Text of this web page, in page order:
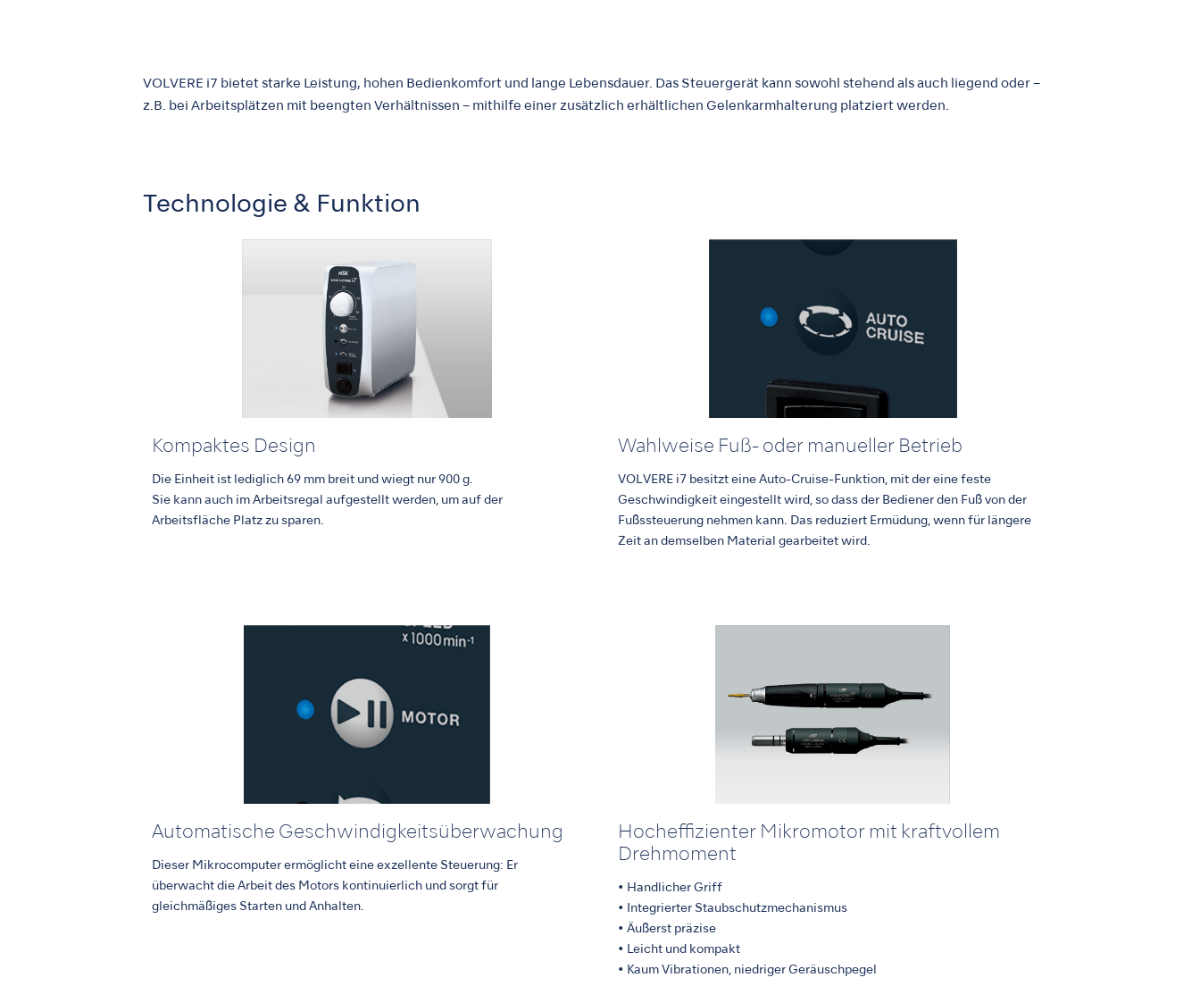
VOLVERE i7 bietet starke Leistung, hohen Bedienkomfort und lange Lebensdauer. Das Steuergerät kann sowohl stehend als auch liegend oder –
z.B. bei Arbeitsplätzen mit beengten Verhältnissen – mithilfe einer zusätzlich erhältlichen Gelenkarmhalterung platziert werden.
Technologie & Funktion
Kompaktes Design
Die Einheit ist lediglich 69 mm breit und wiegt nur 900 g.
Sie kann auch im Arbeitsregal aufgestellt werden, um auf der
Arbeitsfläche Platz zu sparen.
Wahlweise Fuß- oder manueller Betrieb
VOLVERE i7 besitzt eine Auto-Cruise-Funktion, mit der eine feste
Geschwindigkeit eingestellt wird, so dass der Bediener den Fuß von der
Fußssteuerung nehmen kann. Das reduziert Ermüdung, wenn für längere
Zeit an demselben Material gearbeitet wird.
Automatische Geschwindigkeitsüberwachung
Dieser Mikrocomputer ermöglicht eine exzellente Steuerung: Er
überwacht die Arbeit des Motors kontinuierlich und sorgt für
gleichmäßiges Starten und Anhalten.
Hocheffizienter Mikromotor mit kraftvollem
Drehmoment
• Handlicher Griff
• Integrierter Staubschutzmechanismus
• Äußerst präzise
• Leicht und kompakt
• Kaum Vibrationen, niedriger Geräuschpegel